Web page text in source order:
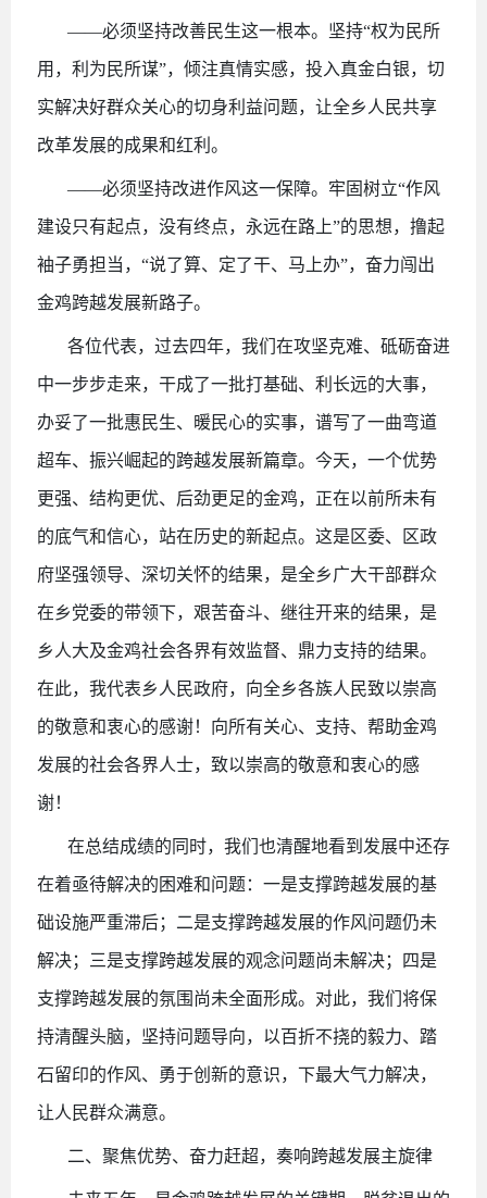
——必须坚持改善民生这一根本。坚持“权为民所
用，利为民所谋”，倾注真情实感，投入真金白银，切
实解决好群众关心的切身利益问题，让全乡人民共享
改革发展的成果和红利。
——必须坚持改进作风这一保障。牢固树立“作风
建设只有起点，没有终点，永远在路上”的思想，撸起
袖子勇担当，“说了算、定了干、马上办”，奋力闯出
金鸡跨越发展新路子。
各位代表，过去四年，我们在攻坚克难、砥砺奋进
中一步步走来，干成了一批打基础、利长远的大事，
办妥了一批惠民生、暖民心的实事，谱写了一曲弯道
超车、振兴崛起的跨越发展新篇章。今天，一个优势
更强、结构更优、后劲更足的金鸡，正在以前所未有
的底气和信心，站在历史的新起点。这是区委、区政
府坚强领导、深切关怀的结果，是全乡广大干部群众
在乡党委的带领下，艰苦奋斗、继往开来的结果，是
乡人大及金鸡社会各界有效监督、鼎力支持的结果。
在此，我代表乡人民政府，向全乡各族人民致以崇高
的敬意和衷心的感谢！向所有关心、支持、帮助金鸡
发展的社会各界人士，致以崇高的敬意和衷心的感
谢！
在总结成绩的同时，我们也清醒地看到发展中还存
在着亟待解决的困难和问题：一是支撑跨越发展的基
础设施严重滞后；二是支撑跨越发展的作风问题仍未
解决；三是支撑跨越发展的观念问题尚未解决；四是
支撑跨越发展的氛围尚未全面形成。对此，我们将保
持清醒头脑，坚持问题导向，以百折不挠的毅力、踏
石留印的作风、勇于创新的意识，下最大气力解决，
让人民群众满意。
二、聚焦优势、奋力赶超，奏响跨越发展主旋律